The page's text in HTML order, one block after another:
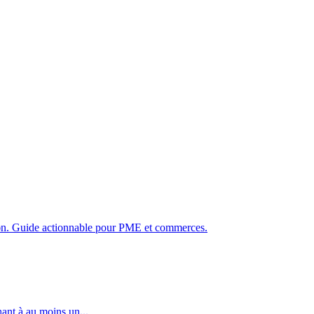
Guide actionnable pour PME et commerces.
à au moins un...